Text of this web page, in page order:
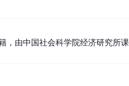
由中国社会科学院经济研究所课